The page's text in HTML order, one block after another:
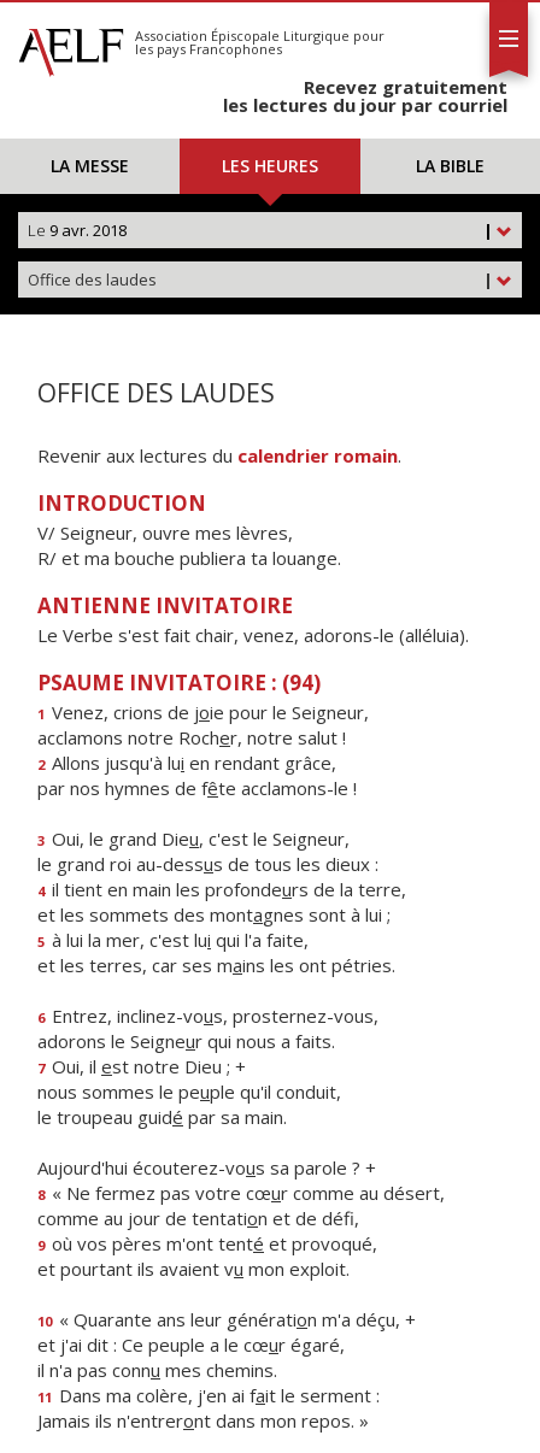
S'abonner
Calendrier
Association Épiscopale Liturgique pour
les pays Francophones
Recevez gratuitement
les lectures du jour par courriel
LA MESSE LES HEURES LA BIBLE
|
Le 9 avr. 2018
|
Office des laudes
OFFICE DES LAUDES
Revenir aux lectures du calendrier romain.
INTRODUCTION
V/ Seigneur, ouvre mes lèvres,
R/ et ma bouche publiera ta louange.
ANTIENNE INVITATOIRE
Le Verbe s'est fait chair, venez, adorons-le (alléluia).
PSAUME INVITATOIRE : (94)
1 Venez, crions de joie pour le Seigneur,
acclamons notre Rocher, notre salut !
2 Allons jusqu'à lui en rendant grâce,
par nos hymnes de fête acclamons-le !
3 Oui, le grand Dieu, c'est le Seigneur,
le grand roi au-dessus de tous les dieux :
4 il tient en main les profondeurs de la terre,
et les sommets des montagnes sont à lui ;
5 à lui la mer, c'est lui qui l'a faite,
et les terres, car ses mains les ont pétries.
6 Entrez, inclinez-vous, prosternez-vous,
adorons le Seigneur qui nous a faits.
7 Oui, il est notre Dieu ; +
nous sommes le peuple qu'il conduit,
le troupeau guidé par sa main.
Aujourd'hui écouterez-vous sa parole ? +
8 « Ne fermez pas votre cœur comme au désert,
comme au jour de tentation et de défi,
9 où vos pères m'ont tenté et provoqué,
et pourtant ils avaient vu mon exploit.
10 « Quarante ans leur génération m'a déçu, +
et j'ai dit : Ce peuple a le cœur égaré,
il n'a pas connu mes chemins.
11 Dans ma colère, j'en ai fait le serment :
Jamais ils n'entreront dans mon repos. »